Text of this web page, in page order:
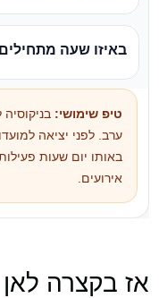
באיזו שעה
טיפ שימושי:
ערב. לפני יציאה
באותו יום שעות
אירועים.
אז בקצרה לאן